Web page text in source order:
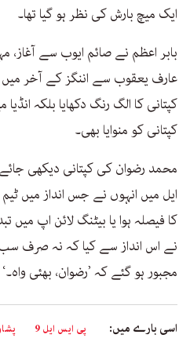
ایک میچ بارش کی نظر ہو گیا تھا۔
بابر اعظم نے صائم ایوب سے آغاز،
عارف یعقوب سے اننگز کے آخر میں
کپتانی کا الگ رنگ دکھایا بلکہ
کپتانی کو منوایا بھی۔
محمد رضوان کی کپتانی دیکھی
ایل میں انہوں نے جس انداز میں ٹیم
کا فیصلہ ہوا یا بیٹنگ لائن اپ میں
نے اس انداز سے کیا کہ نہ صرف
مجبور ہو گئے کہ ’رضوان، بھئی واہ۔‘
اسی بارے میں: پی ایس ایل 9